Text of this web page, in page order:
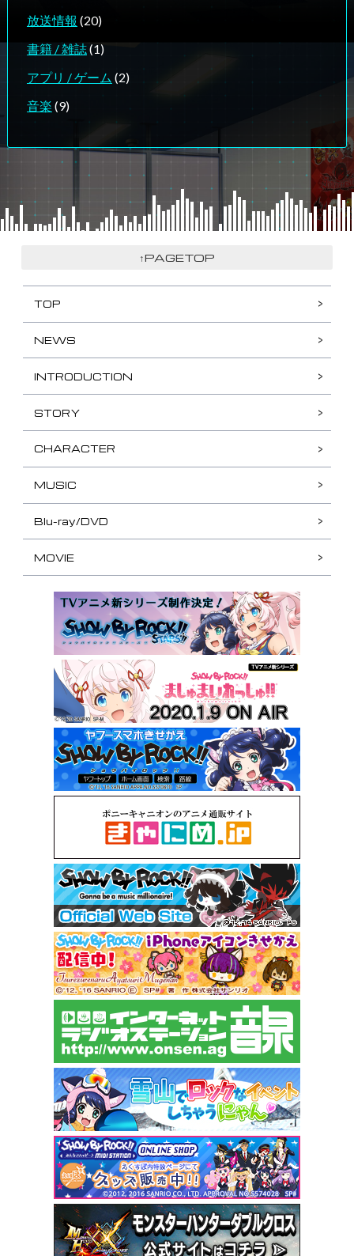
放送情報 (20)
書籍 / 雑誌(1)
アプリ / ゲーム (2)
音楽 (9)
↑PAGETOP
TOP
NEWS
INTRODUCTION
STORY
CHARACTER
MUSIC
Blu-ray/DVD
MOVIE